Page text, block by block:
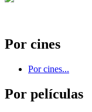
Por cines
Por cines...
Por películas